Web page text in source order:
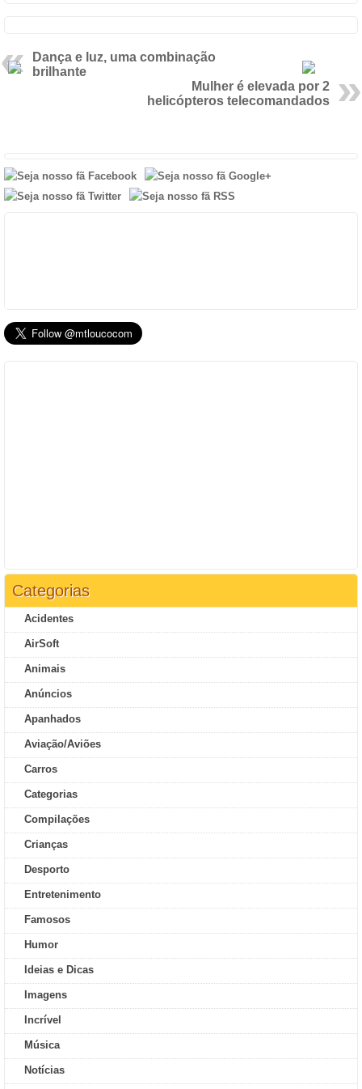
Dança e luz, uma combinação
brilhante
Mulher é elevada por 2
helicópteros telecomandados
Categorias
Acidentes
AirSoft
Animais
Anúncios
Apanhados
Aviação/Aviões
Carros
Categorias
Compilações
Crianças
Desporto
Entretenimento
Famosos
Humor
Ideias e Dicas
Imagens
Incrível
Música
Notícias